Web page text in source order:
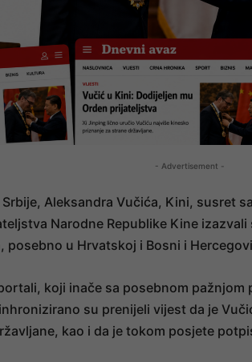
- Advertisement -
Aleksandra Vučića, Kini, susret
Narodne Republike Kine
posebno u Hrvatskoj i Bosni i
koji inače sa posebnom
su prenijeli vijest da je
kao i da je tokom posjete